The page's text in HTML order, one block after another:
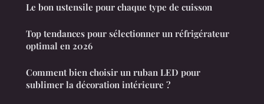
Le bon ustensile pour chaque type de cuisson
Top tendances pour sélectionner un réfrigérateur
optimal en 2026
Comment bien choisir un ruban LED pour
sublimer la décoration intérieure ?